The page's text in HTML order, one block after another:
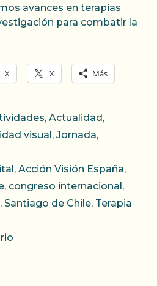
avances en terapias
para combatir la
X X Más
, Actualidad ,
visual , Jornada,
, Acción Visión España,
, congreso internacional ,
, Santiago de Chile, Terapia